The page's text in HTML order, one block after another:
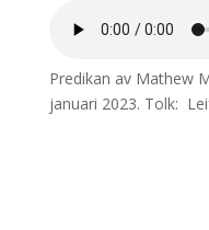
Predikan av Mathew
januari 2023. Tolk: